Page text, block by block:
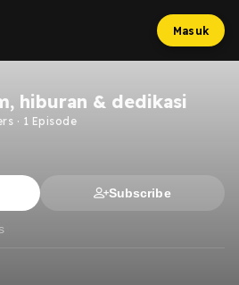
Masuk
hiburan & dedikasi
· 1 Episode
Subscribe